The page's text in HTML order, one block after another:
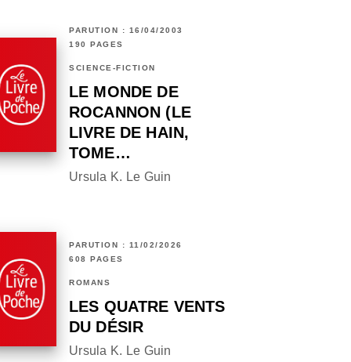
PARUTION : 16/04/2003
190 PAGES
SCIENCE-FICTION
LE MONDE DE
ROCANNON (LE
LIVRE DE HAIN,
TOME…
Ursula K. Le Guin
PARUTION : 11/02/2026
608 PAGES
ROMANS
LES QUATRE VENTS
DU DÉSIR
Ursula K. Le Guin